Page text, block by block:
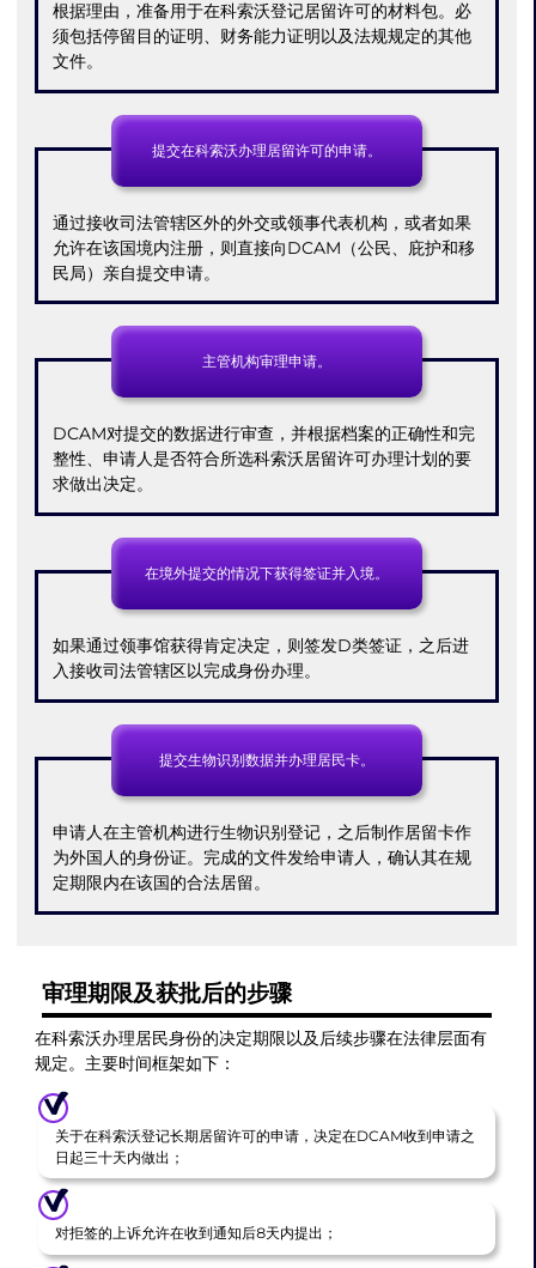
根据理由，准备用于在科索沃登记居留许可的材料包。必
须包括停留目的证明、财务能力证明以及法规规定的其他
文件。
提交在科索沃办理居留许可的申请。
通过接收司法管辖区外的外交或领事代表机构，或者如果
允许在该国境内注册，则直接向DCAM（公民、庇护和移
民局）亲自提交申请。
主管机构审理申请。
DCAM对提交的数据进行审查，并根据档案的正确性和完
整性、申请人是否符合所选科索沃居留许可办理计划的要
求做出决定。
在境外提交的情况下获得签证并入境。
如果通过领事馆获得肯定决定，则签发D类签证，之后进
入接收司法管辖区以完成身份办理。
提交生物识别数据并办理居民卡。
申请人在主管机构进行生物识别登记，之后制作居留卡作
为外国人的身份证。完成的文件发给申请人，确认其在规
定期限内在该国的合法居留。
审理期限及获批后的步骤
在科索沃办理居民身份的决定期限以及后续步骤在法律层面有
规定。主要时间框架如下：
关于在科索沃登记长期居留许可的申请，决定在DCAM收到申请之
日起三十天内做出；
对拒签的上诉允许在收到通知后8天内提出；